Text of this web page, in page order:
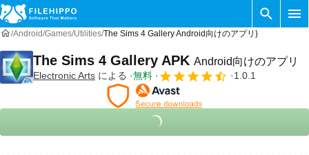
Android Games Utilities The Sims 4 Gallery Android向けのアプリ}
The Sims 4 Gallery APK Android向けのアプリ
Electronic Arts による 無料 1.0.1